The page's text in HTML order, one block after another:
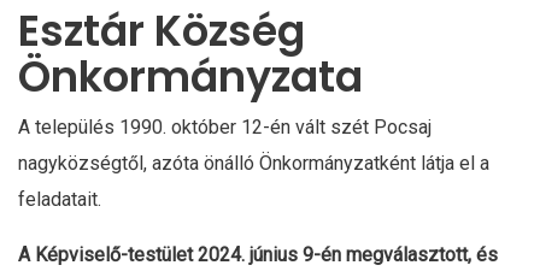
Esztár Község
Önkormányzata
A település 1990. október 12-én vált szét Pocsaj
nagyközségtől, azóta önálló Önkormányzatként látja el a
feladatait.
A Képviselő-testület 2024. június 9-én megválasztott, és